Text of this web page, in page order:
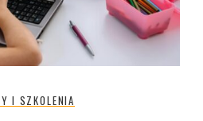
I SZKOLENIA